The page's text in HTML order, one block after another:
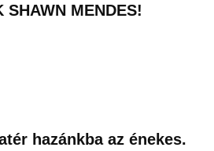
SHAWN MENDES!
hazánkba az énekes.